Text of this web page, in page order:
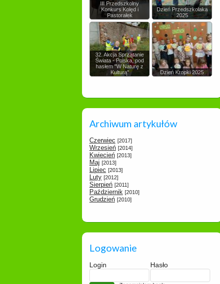
III Przedszkolny
Konkurs Kolęd i
Pastorałek
Dzień Przedszkolaka
2025
32. Akcja Sprzątanie
Świata - Polska, pod
hasłem "W Naturę z
Kulturą"
Dzień Kropki 2025
Archiwum artykułów
Czerwiec [2017]
Wrzesień [2014]
Kwiecień [2013]
Maj [2013]
Lipiec [2013]
Luty [2012]
Sierpień [2011]
Październik [2010]
Grudzień [2010]
Logowanie
Login Hasło